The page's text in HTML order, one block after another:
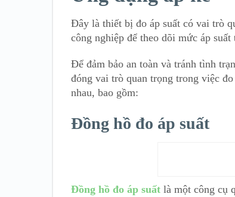
Đây là thiết bị đo áp suất có vai trò
công nghiệp để theo dõi mức áp
Để đảm bảo an toàn và tránh tình
đóng vai trò quan trọng trong việc
nhau, bao gồm:
Đồng hồ đo áp suất
Đồng hồ đo áp suất là một công cụ